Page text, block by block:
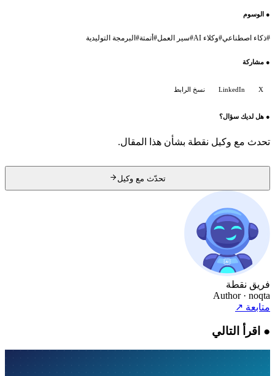
●الوسوم
ذكاء اصطناعي# وكلاء AI #سير العمل#أتمتة#البرمجة التوليدية
●مشاركة
LinkedIn نسخ الرابط
●هل لديك سؤال؟
تحدث مع وكيل نقطة بشأن هذا المقال.
تحدّث مع وكيل
فريق نقطة
Author · noqta
متابعة↗
●اقرأ التالي